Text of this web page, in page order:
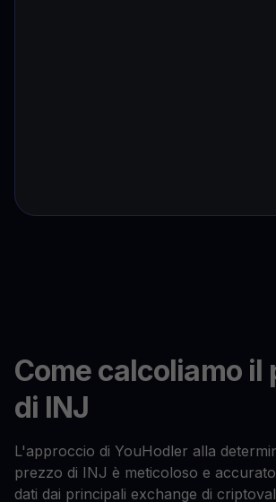
Come calcoliamo il
di INJ
L'approccio di YouHodler alla
prezzo di INJ è meticoloso e
dati dai principali exchange di